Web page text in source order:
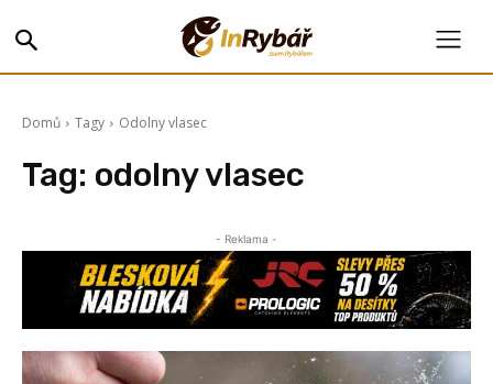
Domů Tagy Odolny vlasec
Tag: odolny vlasec
- Reklama -